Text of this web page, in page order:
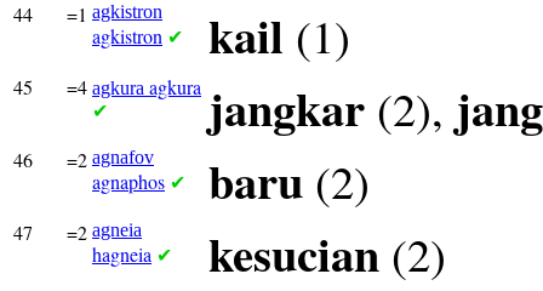
44 =1 agkistron
agkistron ✔ kail (1)
45 =4 agkura agkura
✔ jangkar (2),
46 =2 agnafov
agnaphos ✔ baru (2)
47 =2 agneia
hagneia ✔ kesucian (2)